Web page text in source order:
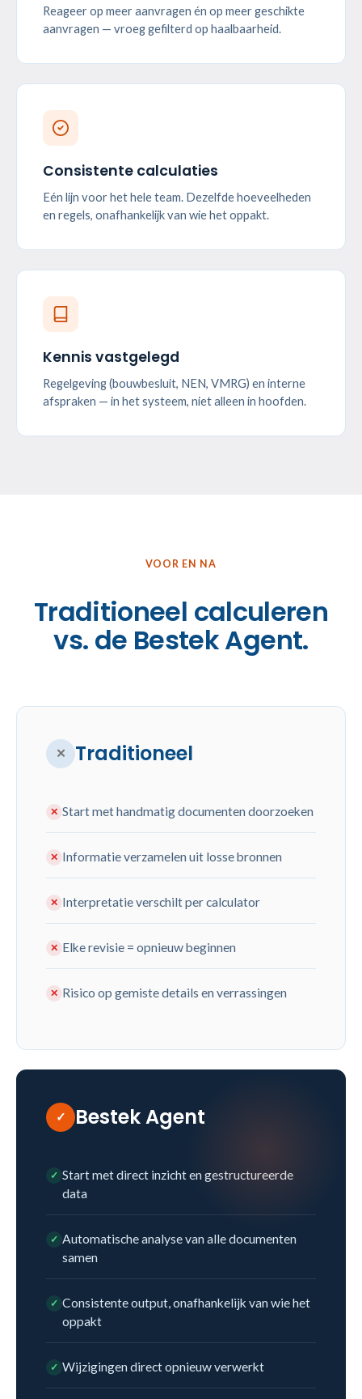
Reageer op meer aanvragen én op meer geschikte
aanvragen — vroeg gefilterd op haalbaarheid.
Consistente calculaties
Eén lijn voor het hele team. Dezelfde hoeveelheden
en regels, onafhankelijk van wie het oppakt.
Kennis vastgelegd
Regelgeving (bouwbesluit, NEN, VMRG) en interne
afspraken — in het systeem, niet alleen in hoofden.
VOOR EN NA
Traditioneel calculeren
vs. de Bestek Agent.
✕ Traditioneel
✕ Start met handmatig documenten doorzoeken
✕ Informatie verzamelen uit losse bronnen
✕ Interpretatie verschilt per calculator
✕ Elke revisie = opnieuw beginnen
✕ Risico op gemiste details en verrassingen
✓ Bestek Agent
✓ Start met direct inzicht en gestructureerde
data
✓ Automatische analyse van alle documenten
samen
✓ Consistente output, onafhankelijk van wie het
oppakt
✓ Wijzigingen direct opnieuw verwerkt